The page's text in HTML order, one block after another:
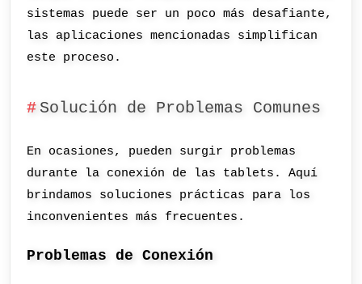
sistemas puede ser un poco más desafiante,
las aplicaciones mencionadas simplifican
este proceso.
Solución de Problemas Comunes
En ocasiones, pueden surgir problemas
durante la conexión de las tablets. Aquí
brindamos soluciones prácticas para los
inconvenientes más frecuentes.
Problemas de Conexión